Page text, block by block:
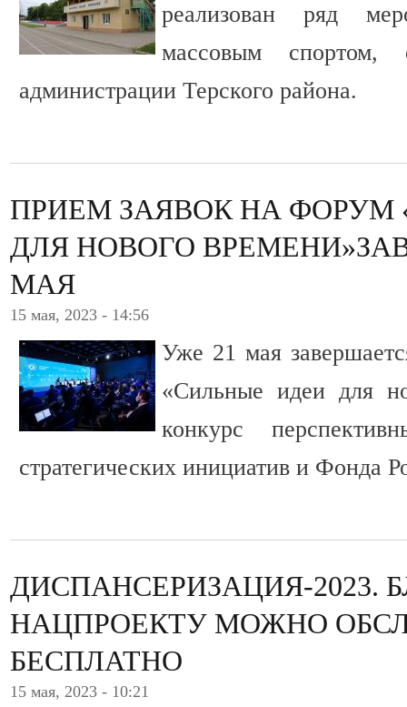
реализован ряд
массовым спортом,
администрации Терского района.
ПРИЕМ ЗАЯВОК НА ФОРУМ
ДЛЯ НОВОГО
МАЯ
15 мая, 2023 - 14:56
Уже 21 мая
«Сильные идеи для
конкурс
стратегических инициатив и Фонда
ДИСПАНСЕРИЗАЦИЯ-2023.
НАЦПРОЕКТУ МОЖНО
БЕСПЛАТНО
15 мая, 2023 - 10:21